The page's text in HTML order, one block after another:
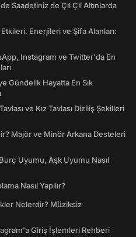
Saadetiniz de Çil Çil Altınlarda
Enerjileri ve Şifa Alanları:
Instagram ve Twitter'da En
Gündelik Hayatta En Sık
ve Kız Tavlası Diziliş Şekilleri
Majör ve Minör Arkana Desteleri
Uyumu, Aşk Uyumu Nasıl
Nasıl Yapılır?
Nelerdir? Müziksiz
Giriş İşlemleri Rehberi